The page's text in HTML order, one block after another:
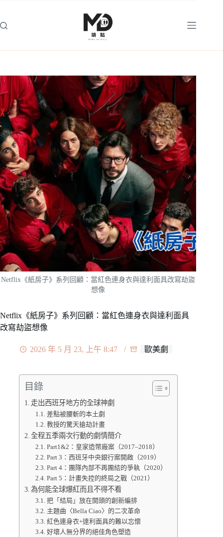
主
Netflix《紙房子》系列回顧：當紅色連身衣與達利面具改寫劫盜
想像
Netflix《紙房子》系列回顧：當紅色連身衣與達利面具
改寫劫盜想像
2026 年 5 月 23, 上午 8:47 歐美劇
目錄
走出西班牙地方的全球神劇
差點被腰斬的本土劇
教授的驚天搶劫計畫
全程五季兩次行動的劇情簡介
Part1&2：皇家造幣廠案（2017–2018）
Part 3：西班牙中央銀行案開啟（2019）
Part 4：團隊內部不再團結的爭執（2020）
Part 5：計畫失控的終局之戰（2021）
為何能全球爆紅而且不得不看
把「結局」放在開頭的創新編排
主題曲〈Bella Ciao〉的二次革命
紅色連身衣+達利面具的難以忘懷
好壞人無分界的絕佳角色塑造